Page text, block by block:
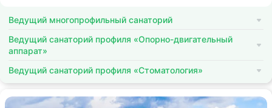
Ведущий многопрофильный санаторий
Ведущий санаторий профиля «Опорно-двигательный
аппарат»
Ведущий санаторий профиля «Стоматология»